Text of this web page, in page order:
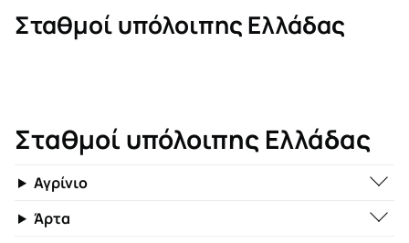
Σταθμοί υπόλοιπης Ελλάδας
Σταθμοί υπόλοιπης Ελλάδας
Αγρίνιο
Άρτα